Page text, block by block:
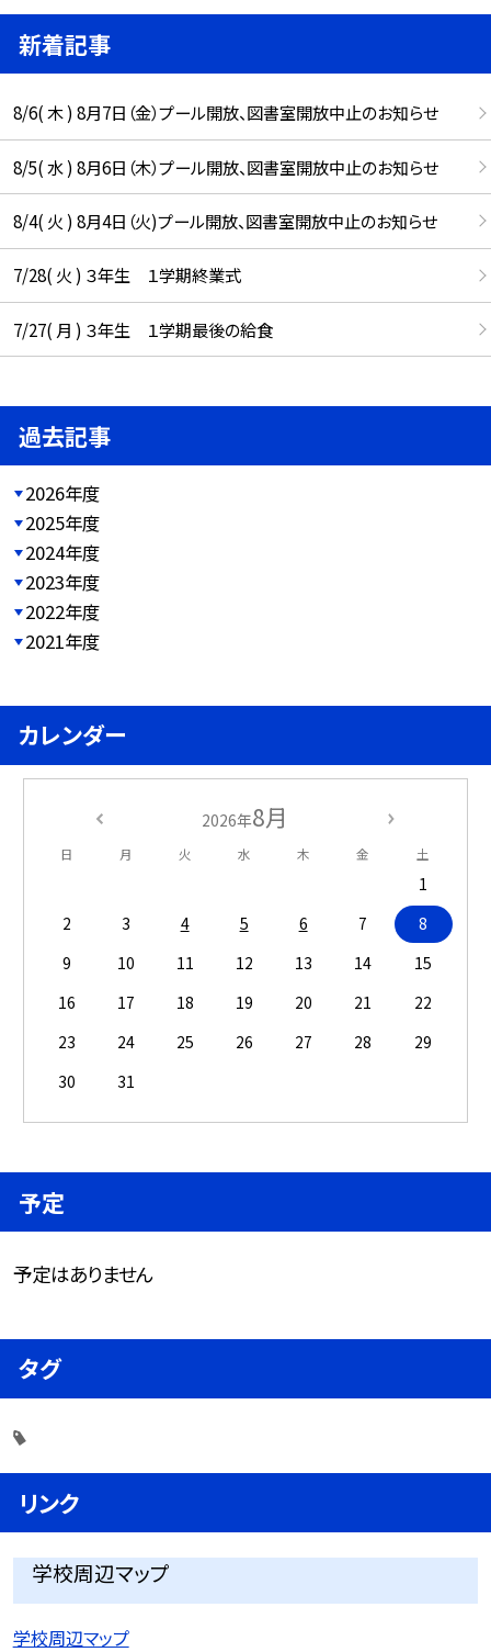
新着記事
8/6( 木 ) 8月7日（金）プール開放、図書室開放中止のお知らせ
8/5( 水 ) 8月6日（木）プール開放、図書室開放中止のお知らせ
8/4( 火 ) 8月4日（火)プール開放、図書室開放中止のお知らせ
7/28( 火 ) ３年生 １学期終業式
7/27( 月 ) ３年生 １学期最後の給食
過去記事
2026年度
2025年度
2024年度
2023年度
2022年度
2021年度
カレンダー
2026年8月
日 月 火 水 木 金 土
1
2
3 4 5 6 7
8
9
10 11 12 13 14
15
16
17 18 19 20 21
22
23
24 25 26 27 28
29
30
31
予定
予定はありません
タグ
リンク
学校周辺マップ
学校周辺マップ